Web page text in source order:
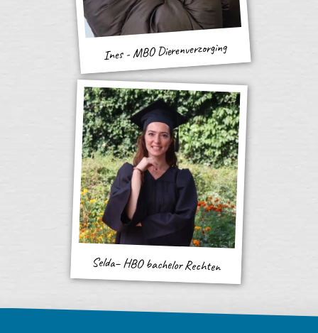
Ines - MBO Dierenverzorging
Selda– HBO bachelor Rechten